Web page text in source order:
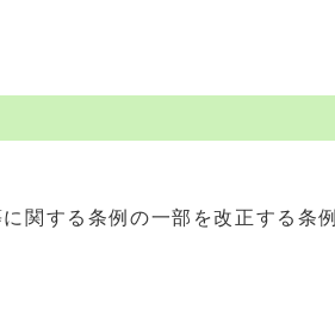
関する条例の一部を改正する条例